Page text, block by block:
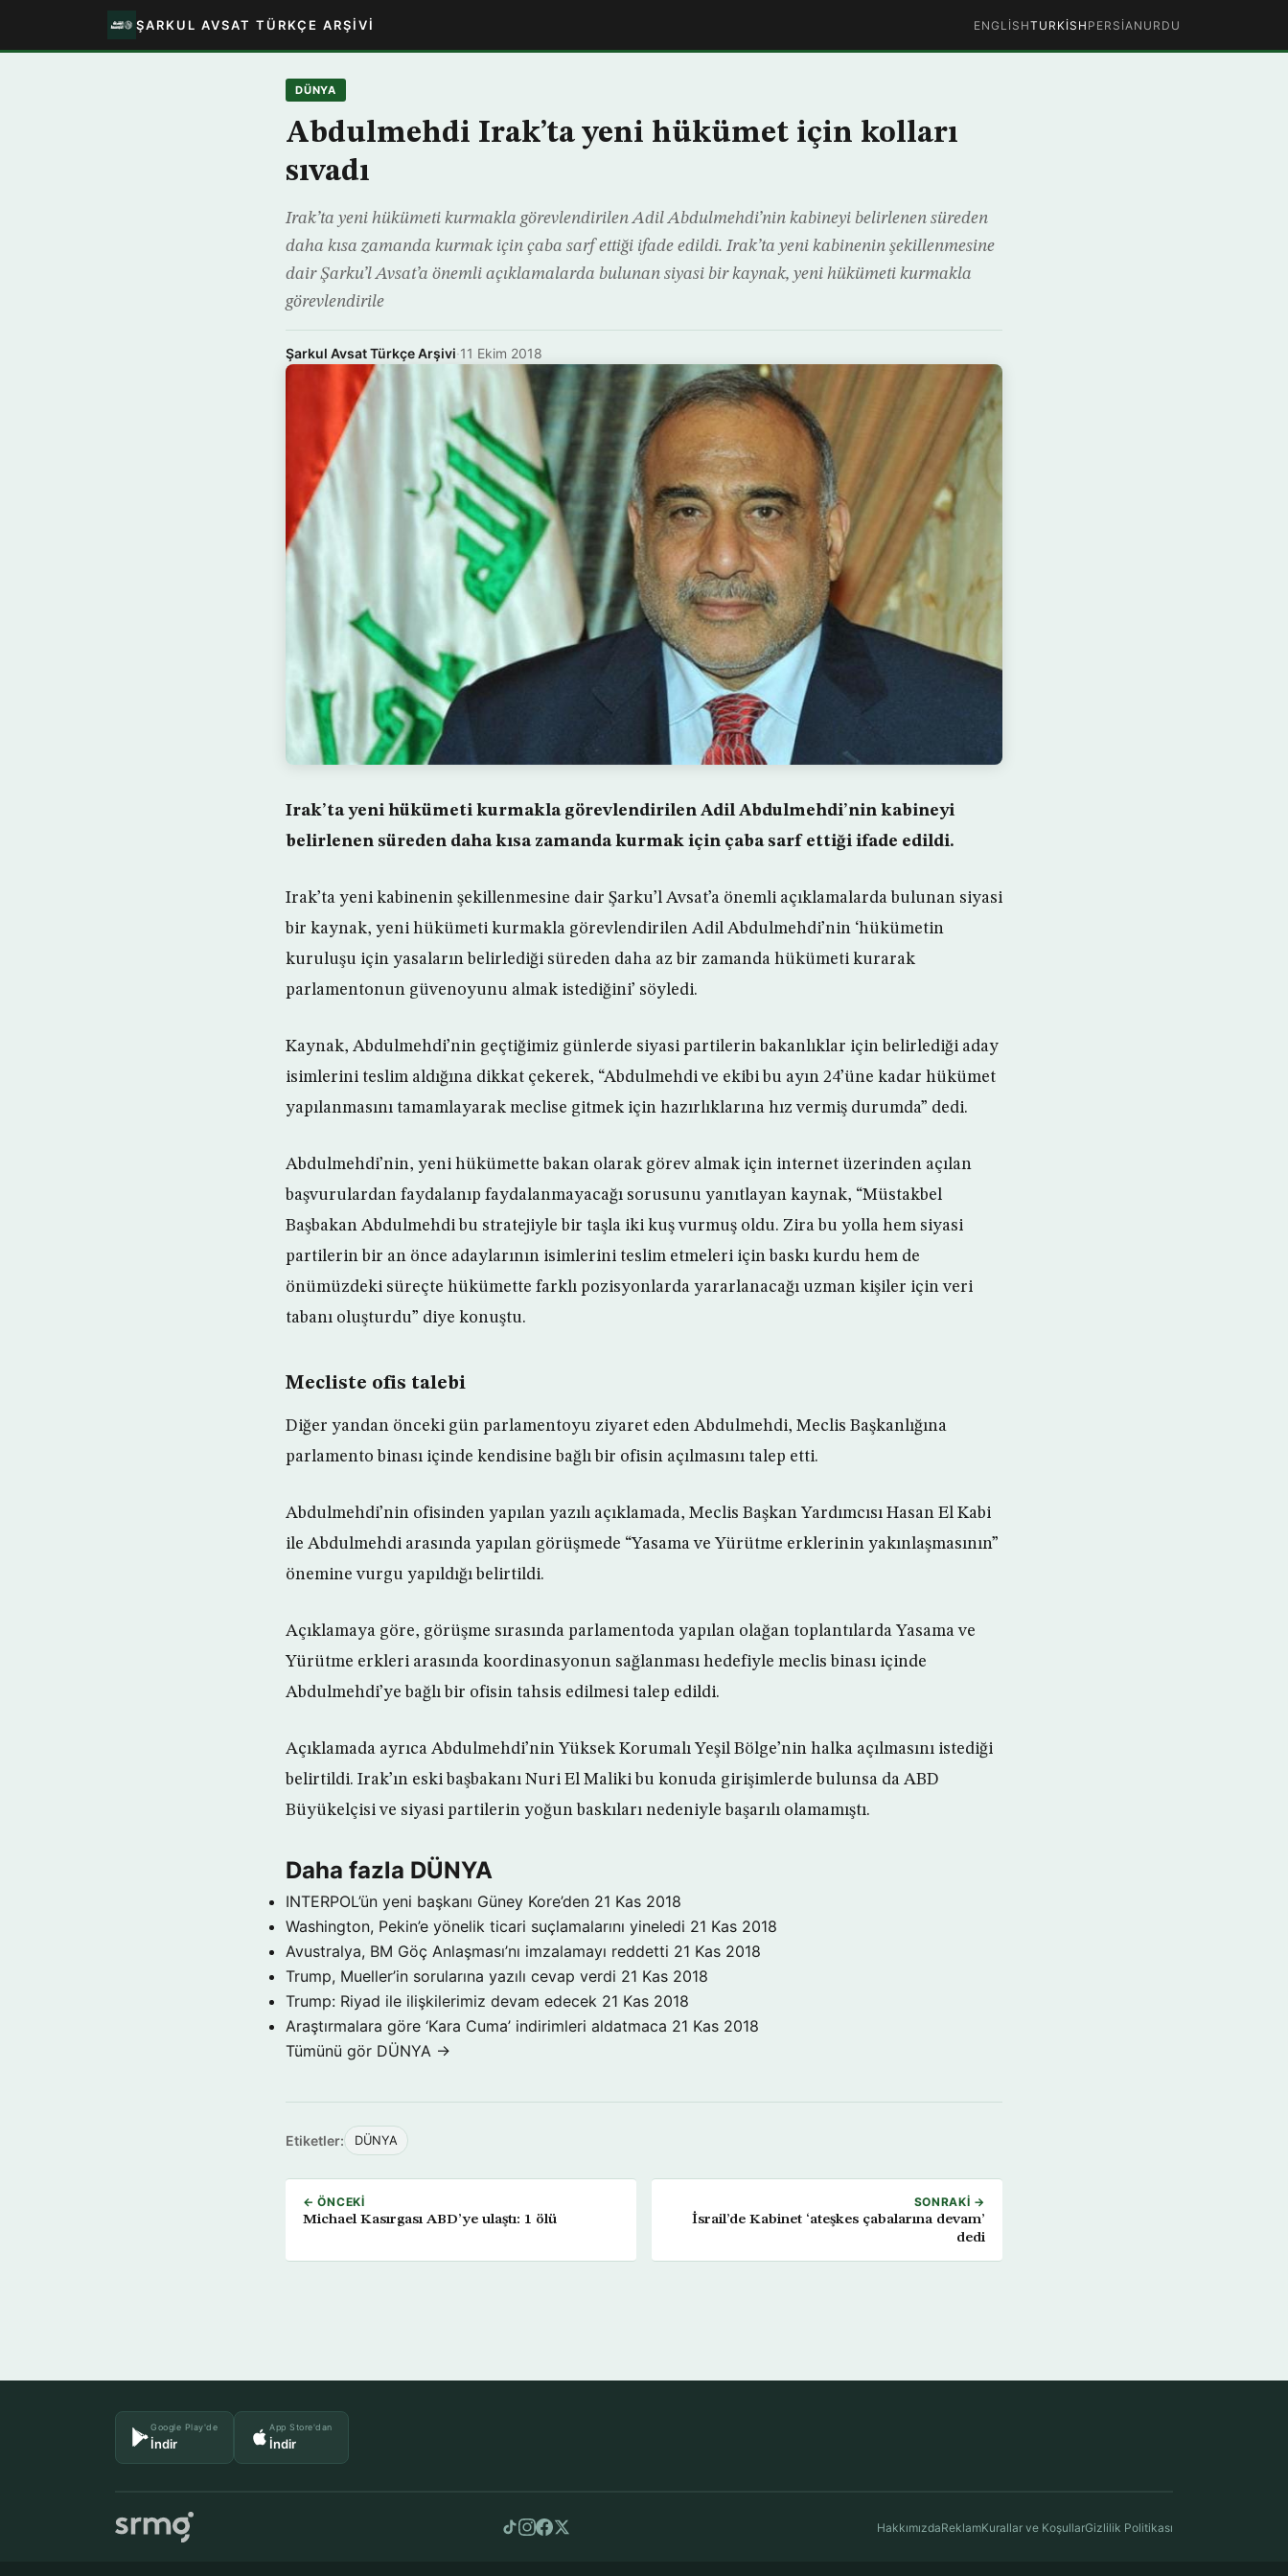
ŞARKUL AVSAT TÜRKÇE ARŞIVI ENGLISHTURKISH PERSIAN URDU
DÜNYA
Abdulmehdi Irak’ta yeni hükümet için kolları
sıvadı
Irak’ta yeni hükümeti kurmakla görevlendirilen Adil Abdulmehdi’nin kabineyi belirlenen süreden
daha kısa zamanda kurmak için çaba sarf ettiği ifade edildi. Irak’ta yeni kabinenin şekillenmesine
dair Şarku’l Avsat’a önemli açıklamalarda bulunan siyasi bir kaynak, yeni hükümeti kurmakla
görevlendirile
Şarkul Avsat Türkçe Arşivi·11 Ekim 2018
Irak’ta yeni hükümeti kurmakla görevlendirilen Adil Abdulmehdi’nin kabineyi
belirlenen süreden daha kısa zamanda kurmak için çaba sarf ettiği ifade edildi.
Irak’ta yeni kabinenin şekillenmesine dair Şarku’l Avsat’a önemli açıklamalarda bulunan siyasi
bir kaynak, yeni hükümeti kurmakla görevlendirilen Adil Abdulmehdi’nin ‘hükümetin
kuruluşu için yasaların belirlediği süreden daha az bir zamanda hükümeti kurarak
parlamentonun güvenoyunu almak istediğini’ söyledi.
Kaynak, Abdulmehdi’nin geçtiğimiz günlerde siyasi partilerin bakanlıklar için belirlediği aday
isimlerini teslim aldığına dikkat çekerek, “Abdulmehdi ve ekibi bu ayın 24’üne kadar hükümet
yapılanmasını tamamlayarak meclise gitmek için hazırlıklarına hız vermiş durumda” dedi.
Abdulmehdi’nin, yeni hükümette bakan olarak görev almak için internet üzerinden açılan
başvurulardan faydalanıp faydalanmayacağı sorusunu yanıtlayan kaynak, “Müstakbel
Başbakan Abdulmehdi bu stratejiyle bir taşla iki kuş vurmuş oldu. Zira bu yolla hem siyasi
partilerin bir an önce adaylarının isimlerini teslim etmeleri için baskı kurdu hem de
önümüzdeki süreçte hükümette farklı pozisyonlarda yararlanacağı uzman kişiler için veri
tabanı oluşturdu” diye konuştu.
Mecliste ofis talebi
Diğer yandan önceki gün parlamentoyu ziyaret eden Abdulmehdi, Meclis Başkanlığına
parlamento binası içinde kendisine bağlı bir ofisin açılmasını talep etti.
Abdulmehdi’nin ofisinden yapılan yazılı açıklamada, Meclis Başkan Yardımcısı Hasan El Kabi
ile Abdulmehdi arasında yapılan görüşmede “Yasama ve Yürütme erklerinin yakınlaşmasının”
önemine vurgu yapıldığı belirtildi.
Açıklamaya göre, görüşme sırasında parlamentoda yapılan olağan toplantılarda Yasama ve
Yürütme erkleri arasında koordinasyonun sağlanması hedefiyle meclis binası içinde
Abdulmehdi’ye bağlı bir ofisin tahsis edilmesi talep edildi.
Açıklamada ayrıca Abdulmehdi’nin Yüksek Korumalı Yeşil Bölge’nin halka açılmasını istediği
belirtildi. Irak’ın eski başbakanı Nuri El Maliki bu konuda girişimlerde bulunsa da ABD
Büyükelçisi ve siyasi partilerin yoğun baskıları nedeniyle başarılı olamamıştı.
Daha fazla DÜNYA
INTERPOL’ün yeni başkanı Güney Kore’den 21 Kas 2018
Washington, Pekin’e yönelik ticari suçlamalarını yineledi 21 Kas 2018
Avustralya, BM Göç Anlaşması’nı imzalamayı reddetti 21 Kas 2018
Trump, Mueller’in sorularına yazılı cevap verdi 21 Kas 2018
Trump: Riyad ile ilişkilerimiz devam edecek 21 Kas 2018
Araştırmalara göre ‘Kara Cuma’ indirimleri aldatmaca 21 Kas 2018
Tümünü gör DÜNYA →
Etiketler: DÜNYA
← ÖNCEKI
Michael Kasırgası ABD’ye ulaştı: 1 ölü
SONRAKI →
İsrail’de Kabinet ‘ateşkes çabalarına devam’
dedi
Google Play'de
İndir
App Store'dan
İndir
HakkımızdaReklamKurallar ve KoşullarGizlilik Politikası